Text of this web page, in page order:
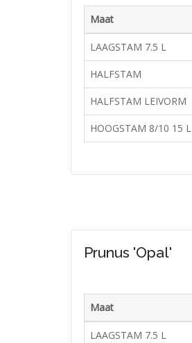
Maat
LAAGSTAM 7.5 L
HALFSTAM
HALFSTAM LEIVORM
HOOGSTAM 8/10 15 L
Prunus 'Opal'
Maat
LAAGSTAM 7.5 L